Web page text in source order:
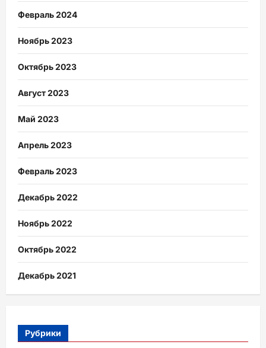
Февраль 2024
Ноябрь 2023
Октябрь 2023
Август 2023
Май 2023
Апрель 2023
Февраль 2023
Декабрь 2022
Ноябрь 2022
Октябрь 2022
Декабрь 2021
Рубрики